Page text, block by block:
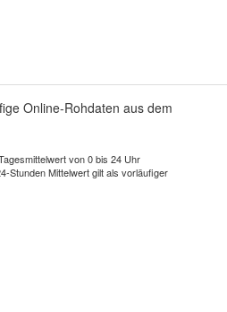
Online-Rohdaten aus dem
von 0 bis 24 Uhr
Stunden Mittelwert gilt als vorläufiger